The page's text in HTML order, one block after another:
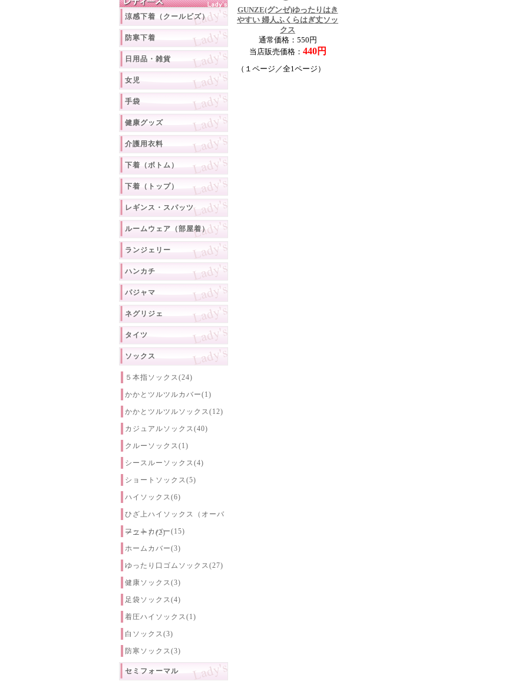
涼感下着（クールビズ）
防寒下着
日用品・雑貨
女児
手袋
健康グッズ
介護用衣料
下着（ボトム）
下着（トップ）
レギンス・スパッツ
ルームウェア（部屋着）
ランジェリー
ハンカチ
パジャマ
ネグリジェ
タイツ
ソックス
５本指ソックス(24)
かかとツルツルカバー(1)
かかとツルツルソックス(12)
カジュアルソックス(40)
クルーソックス(1)
シースルーソックス(4)
ショートソックス(5)
ハイソックス(6)
ひざ上ハイソックス（オーバ
ーニー）(2)
フットカバー(15)
ホームカバー(3)
ゆったり口ゴムソックス(27)
健康ソックス(3)
足袋ソックス(4)
着圧ハイソックス(1)
白ソックス(3)
防寒ソックス(3)
セミフォーマル
GUNZE(グンゼ)ゆったりはき
やすい 婦人ふくらはぎ丈ソッ
クス
通常価格：550円
当店販売価格： 440円
（１ページ／全1ページ）